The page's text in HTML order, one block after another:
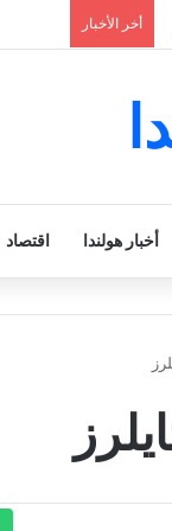
أخر الأخبار
أخبار هولندا اقتصاد